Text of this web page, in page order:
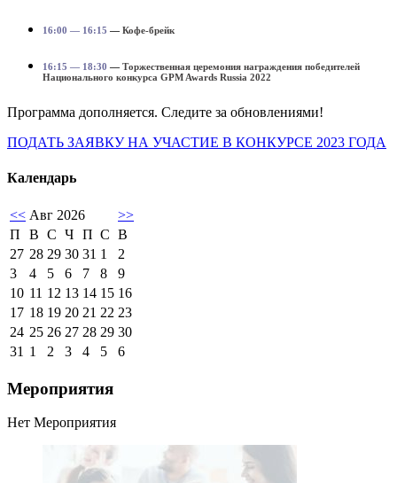
16:00 — 16:15 — Кофе-брейк
16:15 — 18:30 — Торжественная церемония награждения победителей
Национального конкурса GPM Awards Russia 2022
Программа дополняется. Следите за обновлениями!
ПОДАТЬ ЗАЯВКУ НА УЧАСТИЕ В КОНКУРСЕ 2023 ГОДА
Календарь
<< Авг 2026
>>
П
В С Ч П С В
27 28 29 30 31 1
2
3
4 5 6 7 8
9
10 11 12 13 14 15 16
17 18 19 20 21 22 23
24 25 26 27 28 29 30
31 1 2 3 4 5 6
Мероприятия
Нет Мероприятия